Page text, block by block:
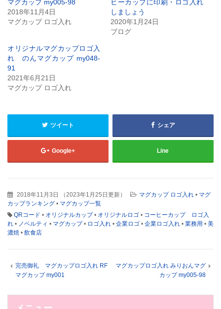
し
い
ウ
ィ
で
開
き
す)
ク
し
て
く
(新
し
い
ィ
ン
ド
ウ
き
す)
マグカップ my005-98
2018年11月4日
マグカップ ロゴ入れ
ヒーカップに印刷・ロゴ入れ
しましょう
2020年1月24日
ブログ
オリジナルマグカップロゴ入
れ のんマグカップ my048-
91
2021年6月21日
マグカップ ロゴ入れ
ツイート シェア
Google+ Line
2018年11月3日 （ 2023年1月25日更新） マグカップ ロゴ入れ • マグ
カップランキング • マグカップ一覧
QRコード • オリジナルカップ• オリジナルロゴ • コーヒーカップ ロゴ入
れ • ノベルティ • マグカップ• ロゴ入れ • 企業ロゴ • 企業ロゴ入れ • 業務用 • 美
濃焼 • 飲食店
完売御礼 マグカップロゴ入れ RF
マグカップ my001
マグカップロゴ入れ みりおんマグ
カップ my005-98